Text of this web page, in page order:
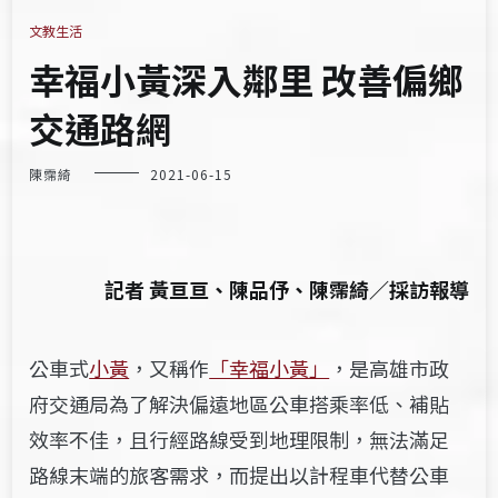
文教生活
幸福小黃深入鄰里 改善偏鄉
交通路網
陳霈綺 2021-06-15
記者 黃亘亘、陳品伃、陳霈綺／採訪報導
公車式小黃 ，又稱作 「幸福小黃」
，是高雄市政
府交通局為了解決偏遠地區公車搭乘率低、補貼
效率不佳，且行經路線受到地理限制，無法滿足
路線末端的旅客需求，而提出以計程車代替公車